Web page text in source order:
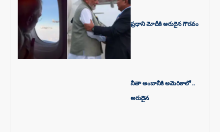
ప్రధాని మోదీకి అరుదైన గౌరవం
నీతా అంబానీకి అమెరికాలో ..
అరుదైన